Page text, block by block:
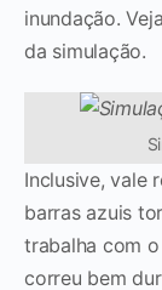
inundação.
da simulação.
Inclusive, vale
barras azuis
trabalha com
correu bem